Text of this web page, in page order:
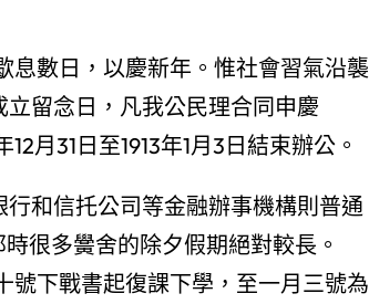
息數日，以慶新年。惟社會習氣沿襲
留念日，凡我公民理合同申慶
月31日至1913年1月3日結束辦公。
和信托公司等金融辦事機構則普通
很多黌舍的除夕假期絕對較長。
號下戰書起復課下學，至一月三號為